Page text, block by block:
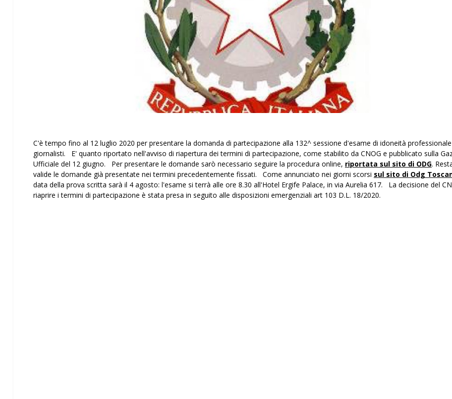
C'è tempo fino al 12 luglio 2020 per presentare la domanda di partecipazione alla 132^ sessione d'esame di idoneità
giornalisti. E' quanto riportato nell'avviso di riapertura dei termini di partecipazione, come stabilito da CNOG e pubblicato sulla
Ufficiale del 12 giugno. Per presentare le domande sarò necessario seguire la procedura online, riportata sul sito di ODG.
valide le domande già presentate nei termini precedentemente fissati. Come annunciato nei giorni scorsi sul sito di Odg
data della prova scritta sarà il 4 agosto: l'esame si terrà alle ore 8.30 all'Hotel Ergife Palace, in via Aurelia 617. La decisione del
riaprire i termini di partecipazione è stata presa in seguito alle disposizioni emergenziali art 103 D.L. 18/2020.